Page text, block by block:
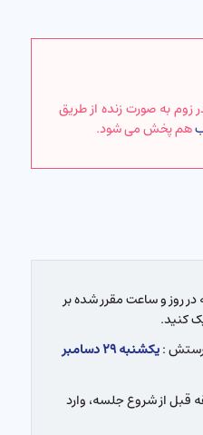
زوم به صورت زنده از طریق
هم پخش می شود.
روز و ساعت مقرر شده بر
کنید.
:
یکشنبه ۲۹ دسامبر
دقیقه قبل از شروع جلسه، وارد